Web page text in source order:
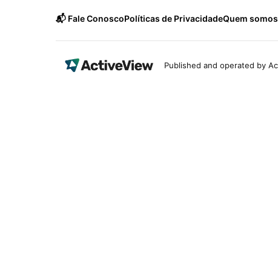
📬 Fale ConoscoPolíticas de PrivacidadeQuem
Published and operated by